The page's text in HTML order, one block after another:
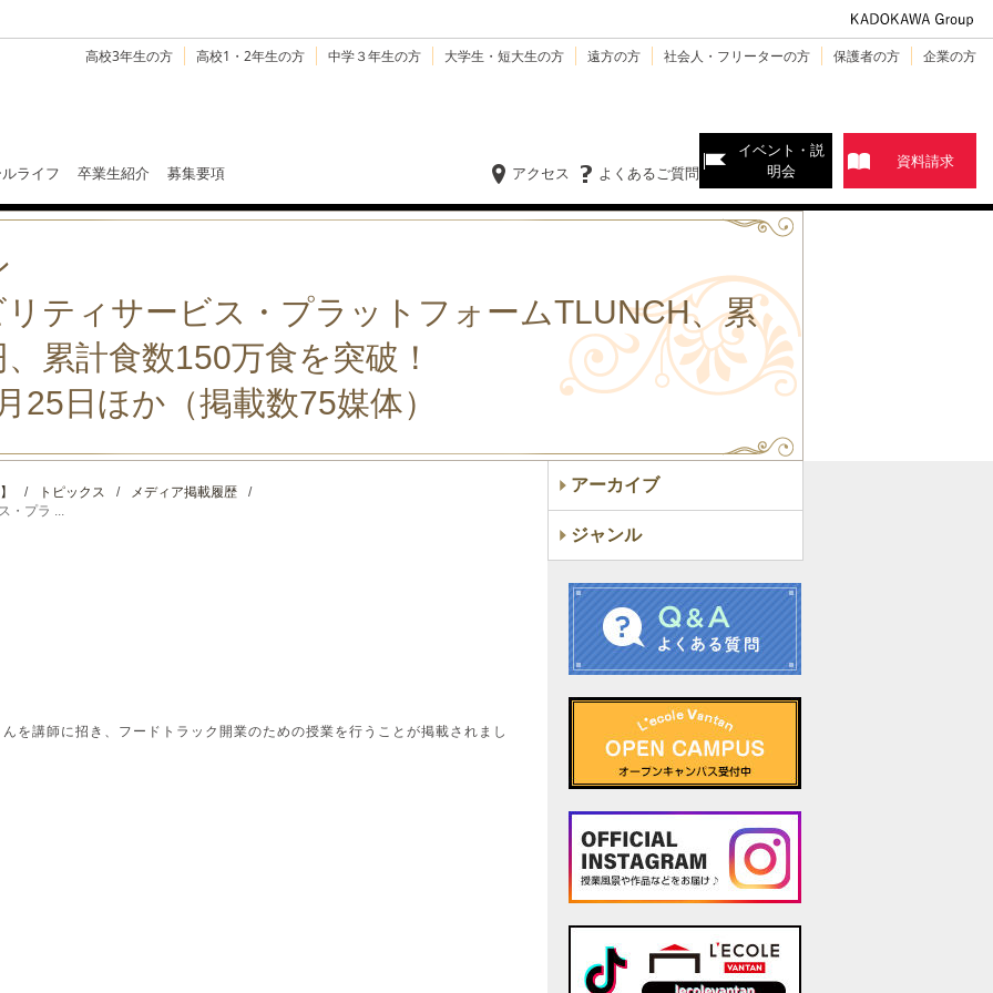
高校3年生の方 高校1・2年生の方 中学３年生の方 大学生・短大生の方 遠方の方 社会人・フリーターの方 保護者の方 企業の方
ライフ 卒業生紹介 募集要項 よくあるご質問
アクセス
イベント・説
明会
資料請求
ティサービス・プラットフォームTLUNCH、累
累計食数150万食を突破！
日ほか（掲載数75媒体）
/ トピックス / メディア掲載履歴
/
・プラ ...
を講師に招き、フードトラック開業のための授業を行うことが掲載されまし
アーカイブ
ジャンル